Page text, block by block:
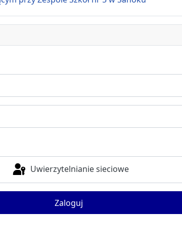
Uwierzytelnianie sieciowe
Zaloguj